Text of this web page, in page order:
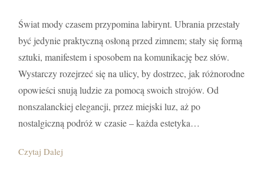
Świat mody czasem przypomina labirynt. Ubrania przestały
być jedynie praktyczną osłoną przed zimnem; stały się formą
sztuki, manifestem i sposobem na komunikację bez słów.
Wystarczy rozejrzeć się na ulicy, by dostrzec, jak różnorodne
opowieści snują ludzie za pomocą swoich strojów. Od
nonszalanckiej elegancji, przez miejski luz, aż po
nostalgiczną podróż w czasie – każda estetyka…
Czytaj Dalej